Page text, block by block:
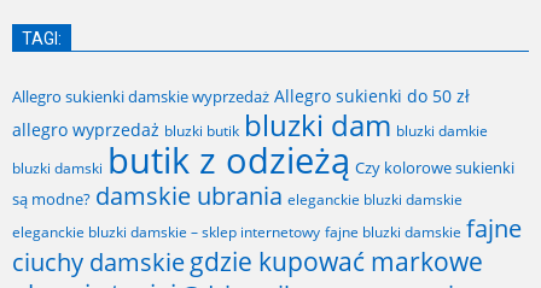
TAGI:
Allegro sukienki damskie wyprzedaż Allegro sukienki do 50 zł
allegro wyprzedaż bluzki butik bluzki dam bluzki damkie
bluzki damski butik z odzieżą Czy kolorowe sukienki
są modne? damskie ubrania eleganckie bluzki damskie
eleganckie bluzki damskie – sklep internetowy fajne bluzki damskie fajne
ciuchy damskiegdzie kupować markowe